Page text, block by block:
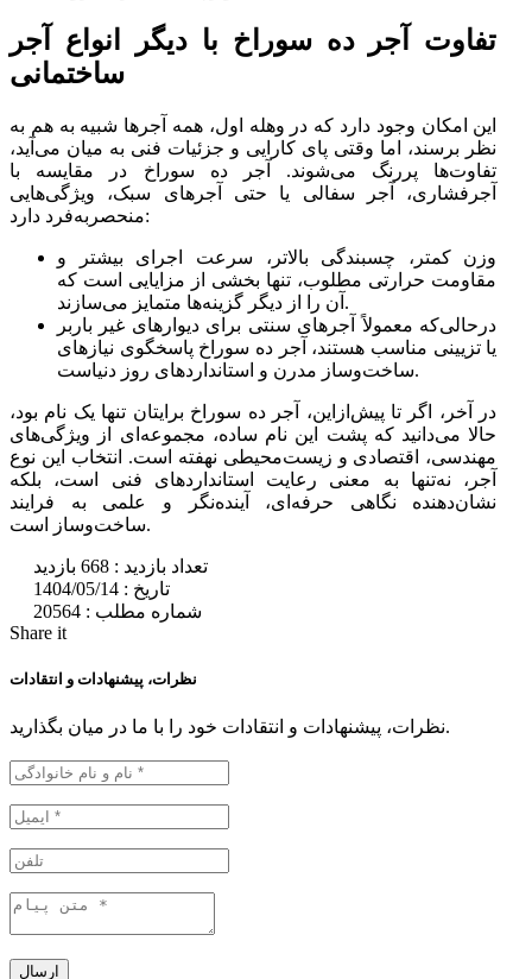
تفاوت آجر ده سوراخ با دیگر انواع آجر
ساختمانی
این امکان وجود دارد که در وهله اول، همه آجرها شبیه به هم به
نظر برسند، اما وقتی پای کارایی و جزئیات فنی به میان می‌آید،
تفاوت‌ها پررنگ می‌شوند. آجر ده سوراخ در مقایسه با
آجرفشاری، آجر سفالی یا حتی آجرهای سبک، ویژگی‌هایی
منحصربه‌فرد دارد:
وزن کمتر، چسبندگی بالاتر، سرعت اجرای بیشتر و
مقاومت حرارتی مطلوب، تنها بخشی از مزایایی است که
آن را از دیگر گزینه‌ها متمایز می‌سازند.
درحالی‌که معمولاً آجرهای سنتی برای دیوارهای غیر باربر
یا تزیینی مناسب هستند، آجر ده سوراخ پاسخگوی نیازهای
ساخت‌وساز مدرن و استانداردهای روز دنیاست.
در آخر، اگر تا پیش‌ازاین، آجر ده سوراخ برایتان تنها یک نام بود،
حالا می‌دانید که پشت این نام ساده، مجموعه‌ای از ویژگی‌های
مهندسی، اقتصادی و زیست‌محیطی نهفته است. انتخاب این نوع
آجر، نه‌تنها به معنی رعایت استانداردهای فنی است، بلکه
نشان‌دهنده نگاهی حرفه‌ای، آینده‌نگر و علمی به فرایند
ساخت‌وساز است.
تعداد بازدید :
تاریخ : 1404/05/14
شماره مطلب : 20564
Share it
نظرات، پیشنهادات و انتقادات
نظرات، پیشنهادات و انتقادات خود را با ما در میان بگذارید.
ارسال